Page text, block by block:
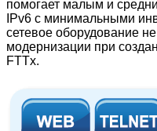
помогает малым и
IPv6 с минимальными
сетевое оборудование
модернизации при
FTTx.